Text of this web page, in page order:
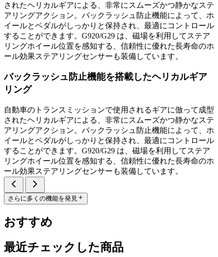
されたヘリカルギアによる、非常にスムーズかつ静かなステ
アリングアクション。バックラッシュ防止機能によって、ホ
イールとペダルがしっかりと保持され、最適にコントロール
することができます。G920/G29 は、磁場を利用してステア
リングホイール位置を感知する、信頼性に優れた長寿命のホ
ール効果ステアリングセンサーも装備しています。
バックラッシュ防止機能を搭載したヘリカルギア
リング
自動車のトランスミッションで使用されるギアに倣って成型
されたヘリカルギアによる、非常にスムーズかつ静かなステ
アリングアクション。バックラッシュ防止機能によって、ホ
イールとペダルがしっかりと保持され、最適にコントロール
することができます。G920/G29 は、磁場を利用してステア
リングホイール位置を感知する、信頼性に優れた長寿命のホ
ール効果ステアリングセンサーも装備しています。
さらに多くの機能を発見
おすすめ
最近チェックした商品